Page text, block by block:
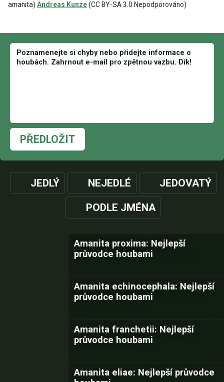
amanita) Andreas Kunze(CC BY-SA 3.0 Nepodporováno)
PŘEDLOŽIT
JEDLÝ NEJEDLÉ JEDOVATÝ
PODLE JMÉNA
Amanita proxima: Nejlepší
průvodce houbami
Amanita echinocephala: Nejlepší
průvodce houbami
Amanita franchetii: Nejlepší
průvodce houbami
Amanita eliae: Nejlepší průvodce